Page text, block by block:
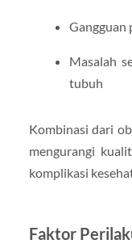
Gangguan
Masalah
tubuh
Kombinasi dari
mengurangi
komplikasi
Faktor